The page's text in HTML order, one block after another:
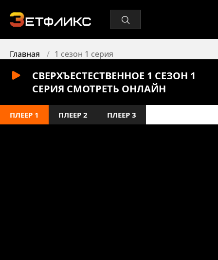
Главная 1 сезон 1 серия
СВЕРХЪЕСТЕСТВЕННОЕ 1 СЕЗОН 1
СЕРИЯ СМОТРЕТЬ ОНЛАЙН
ПЛЕЕР 1 ПЛЕЕР 2 ПЛЕЕР 3